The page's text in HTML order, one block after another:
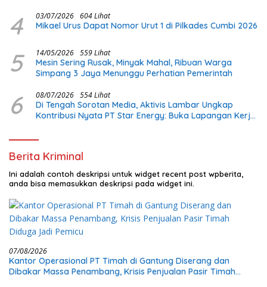
4 03/07/2026 604 Lihat
Mikael Urus Dapat Nomor Urut 1 di Pilkades Cumbi 2026
5 14/05/2026 559 Lihat
Mesin Sering Rusak, Minyak Mahal, Ribuan Warga
Simpang 3 Jaya Menunggu Perhatian Pemerintah
6 08/07/2026 554 Lihat
Di Tengah Sorotan Media, Aktivis Lambar Ungkap
Kontribusi Nyata PT Star Energy: Buka Lapangan Kerja
Berita Kriminal
Ini adalah contoh deskripsi untuk widget recent post wpberita,
anda bisa memasukkan deskripsi pada widget ini.
07/08/2026
Kantor Operasional PT Timah di Gantung Diserang dan
Dibakar Massa Penambang, Krisis Penjualan Pasir Timah